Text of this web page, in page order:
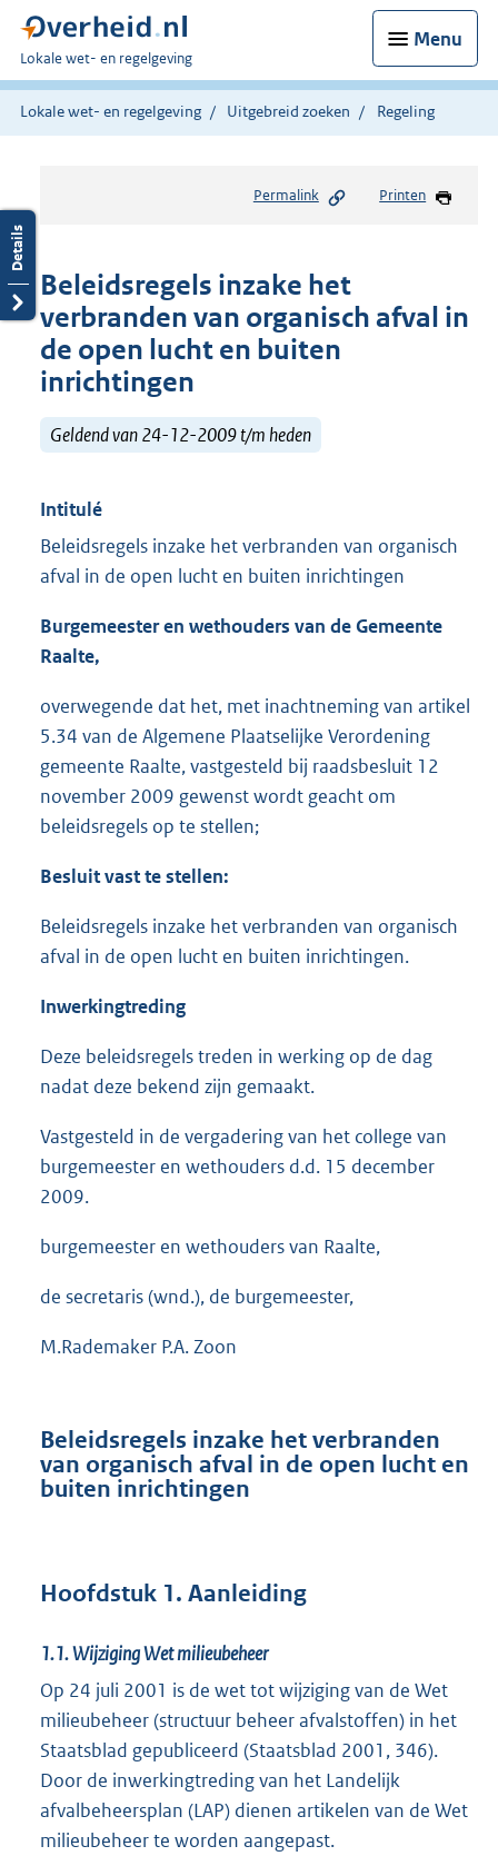
Menu
U
bent
hier:
Lokale wet- en regelgeving
Lokale wet- en regelgeving Uitgebreid zoeken Regeling
Permalink Printen
Beleidsregels inzake het
verbranden van organisch afval in
de open lucht en buiten
inrichtingen
Geldend van 24-12-2009 t/m heden
Intitulé
Beleidsregels inzake het verbranden van organisch
afval in de open lucht en buiten inrichtingen
Burgemeester en wethouders van de Gemeente
Raalte,
overwegende dat het, met inachtneming van artikel
5.34 van de Algemene Plaatselijke Verordening
gemeente Raalte, vastgesteld bij raadsbesluit 12
november 2009 gewenst wordt geacht om
beleidsregels op te stellen;
Besluit vast te stellen:
Beleidsregels inzake het verbranden van organisch
afval in de open lucht en buiten inrichtingen.
Inwerkingtreding
Deze beleidsregels treden in werking op de dag
nadat deze bekend zijn gemaakt.
Vastgesteld in de vergadering van het college van
burgemeester en wethouders d.d. 15 december
2009.
burgemeester en wethouders van Raalte,
de secretaris (wnd.), de burgemeester,
M.Rademaker P.A. Zoon
Beleidsregels inzake het verbranden
van organisch afval in de open lucht en
buiten inrichtingen
Hoofdstuk 1. Aanleiding
1.1.Wijziging Wet milieubeheer
Op 24 juli 2001 is de wet tot wijziging van de Wet
milieubeheer (structuur beheer afvalstoffen) in het
Staatsblad gepubliceerd (Staatsblad 2001, 346).
Door de inwerkingtreding van het Landelijk
afvalbeheersplan (LAP) dienen artikelen van de Wet
milieubeheer te worden aangepast.